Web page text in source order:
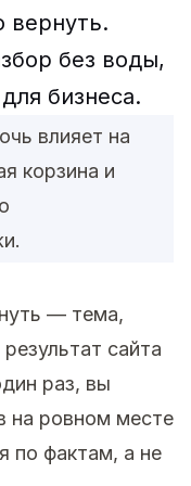
без воды,
бизнеса.
влияет на
корзина и
— тема,
сайта
раз, вы
на ровном месте
по фактам, а не